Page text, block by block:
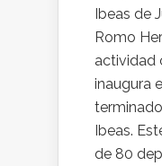
Ibeas de
Romo
actividad
inaugura
Ibeas.
de 80